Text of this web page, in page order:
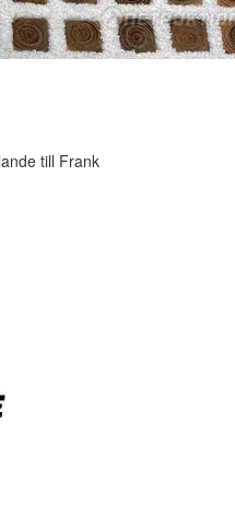
till Frank